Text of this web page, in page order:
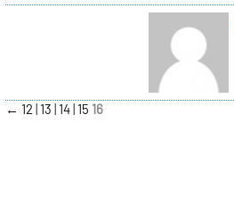
← 12 13 14 15 16